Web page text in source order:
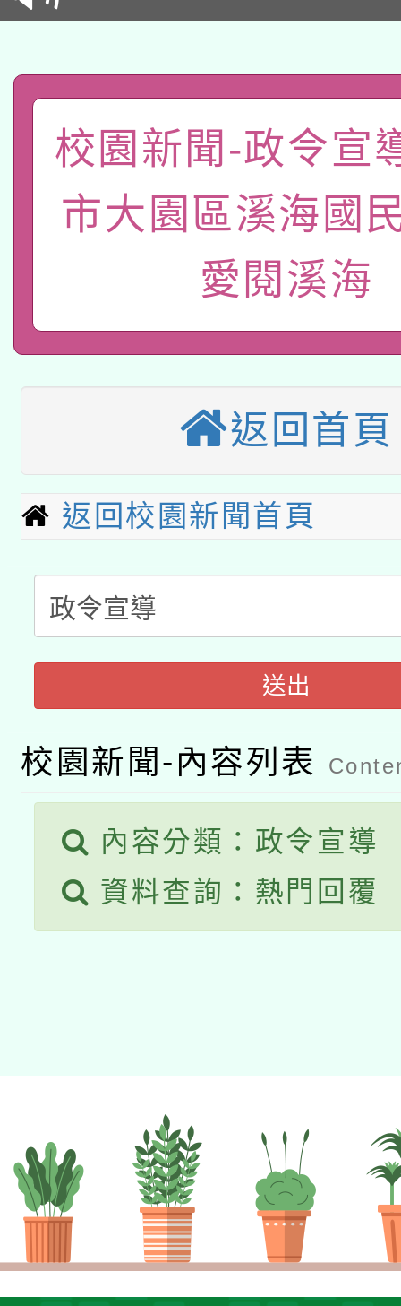
招)
本館辦理115年度閱讀
暨閱讀推動專業研習
科技賦能─人工智慧
「數位內容與教學軟體
pilot」
有關大陸委員會函釋公
薪期間赴陸應申請許可
業技術研究院辦理「
用水績優單位及節水達
動」
115年8月22日(星期六
桃園市孔廟祈福系列
開 智慧啟航」
2026年桃園地景藝術
本校115學年度第2次
招甄選結果公告(無人
招)
適應運動共學行動站研
本館辦理115年度閱讀
暨閱讀推動專業研習
科技賦能─人工智慧
「數位內容與教學軟體
pilot」
有關大陸委員會函釋公
薪期間赴陸應申請許可
轉知經濟部水利署委託
業技術研究院辦理「
用水績優單位及節水達
動」
115年8月22日(星期六
桃園市孔廟祈福系列
開 智慧啟航」
2026年桃園地景藝術
校園新聞-政令宣
市大園區溪海國
愛閱溪海
返回首頁
返回校園新聞首頁
送出
校園新聞-內容列表
內容分類：政令宣導
資料查詢：熱門回覆